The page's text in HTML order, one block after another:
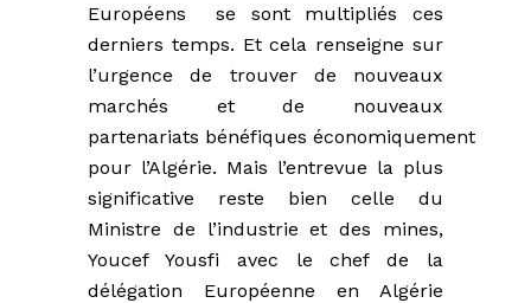
Européens se sont multipliés ces
derniers temps. Et cela renseigne sur
l’urgence de trouver de nouveaux
marchés et de nouveaux
partenariats bénéfiques économiquement
pour l’Algérie. Mais l’entrevue la plus
significative reste bien celle du
Ministre de l’industrie et des mines,
Youcef Yousfi avec le chef de la
délégation Européenne en Algérie